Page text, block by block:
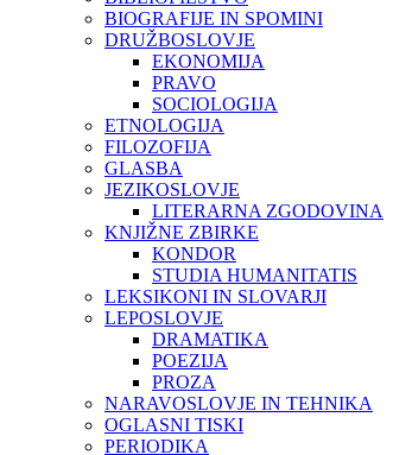
BIOGRAFIJE IN SPOMINI
DRUŽBOSLOVJE
EKONOMIJA
PRAVO
SOCIOLOGIJA
ETNOLOGIJA
FILOZOFIJA
GLASBA
JEZIKOSLOVJE
LITERARNA ZGODOVINA
KNJIŽNE ZBIRKE
KONDOR
STUDIA HUMANITATIS
LEKSIKONI IN SLOVARJI
LEPOSLOVJE
DRAMATIKA
POEZIJA
PROZA
NARAVOSLOVJE IN TEHNIKA
OGLASNI TISKI
PERIODIKA